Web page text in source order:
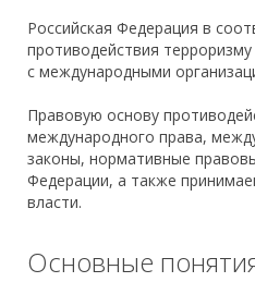
Российская Федерация в
противодействия
с международными
Правовую основу
международного права,
законы, нормативные
Федерации, а также
власти.
Основные